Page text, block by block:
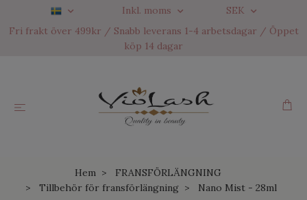
Inkl. moms
SEK
Fri frakt över 499kr / Snabb leverans 1-4 arbetsdagar / Öppet
köp 14 dagar
Hem
FRANSFÖRLÄNGNING
Tillbehör för fransförlängning
Nano Mist - 28ml